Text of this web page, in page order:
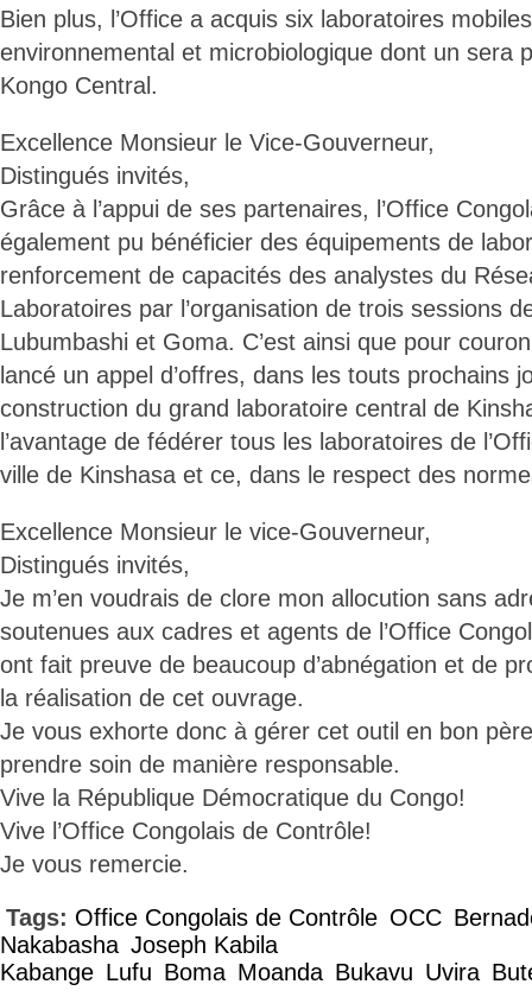
Bien plus, l’Office a acquis six laboratoires
environnemental et microbiologique dont un sera
Kongo Central.
Excellence Monsieur le Vice-Gouverneur,
Distingués invités,
Grâce à l’appui de ses partenaires, l’Office
également pu bénéficier des équipements de
renforcement de capacités des analystes du
Laboratoires par l’organisation de trois sessions
Lubumbashi et Goma. C’est ainsi que pour
lancé un appel d’offres, dans les touts prochains
construction du grand laboratoire central de
l’avantage de fédérer tous les laboratoires de
ville de Kinshasa et ce, dans le respect des
Excellence Monsieur le vice-Gouverneur,
Distingués invités,
Je m’en voudrais de clore mon allocution sans
soutenues aux cadres et agents de l’Office
ont fait preuve de beaucoup d’abnégation et de
la réalisation de cet ouvrage.
Je vous exhorte donc à gérer cet outil en bon
prendre soin de manière responsable.
Vive la République Démocratique du Congo!
Vive l’Office Congolais de Contrôle!
Je vous remercie.
Tags: Office Congolais de Contrôle OCC
Nakabasha Joseph Kabila
Kabange Lufu Boma Moanda Bukavu Uvira